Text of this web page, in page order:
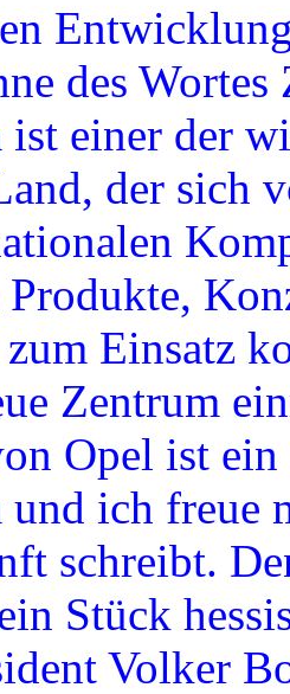
des
ist einer der
der sich
Einsatz
Zentrum
Opel ist
und ich freue
schreibt.
Stück
Volker